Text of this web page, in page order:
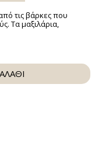
τις βάρκες που
Τα μαξιλάρια,